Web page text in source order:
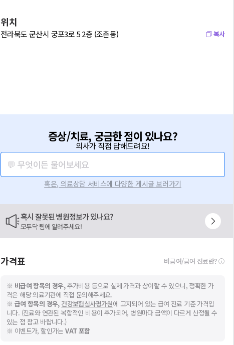
위치
전라북도 군산시 궁포3로 5 2층 (조촌동) 복사
증상/치료, 궁금한 점이 있나요?
의사가 직접 답해드려요!
💬 무엇이든 물어보세요
혹은, 의료상담 서비스에 다양한 게시글 보러가기
혹시 잘못된 병원정보가 있나요?
모두닥 팀에 알려주세요!
가격표 비급여/급여 진료란?
※ 비급여 항목의 경우,추가비용 등으로 실제 가격과 상이할 수 있으니, 정확한 가
격은 해당 의료기관에 직접 문의해주세요.
※ 급여 항목의 경우, 건강보험심사평가원에 고지되어 있는 급여 진료 기준 가격입
니다. (진료와 연관된 복합적인 비용이 추가되어, 병원마다 금액이 다르게 산정될 수
있는 점 참고 바랍니다.)
※ 이벤트가, 할인가는VAT 포함